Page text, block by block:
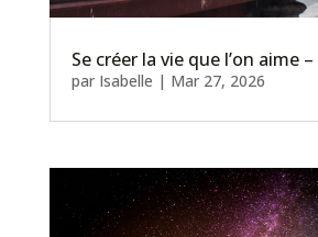
Se créer la vie que l’on aime
par Isabelle | Mar 27, 2026